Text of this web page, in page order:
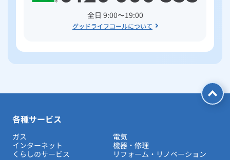
全日 9:00〜19:00
グッドライフコールについて
各種サービス
ガス
電気
インターネット
機器・修理
くらしのサービス
リフォーム・リノベーション